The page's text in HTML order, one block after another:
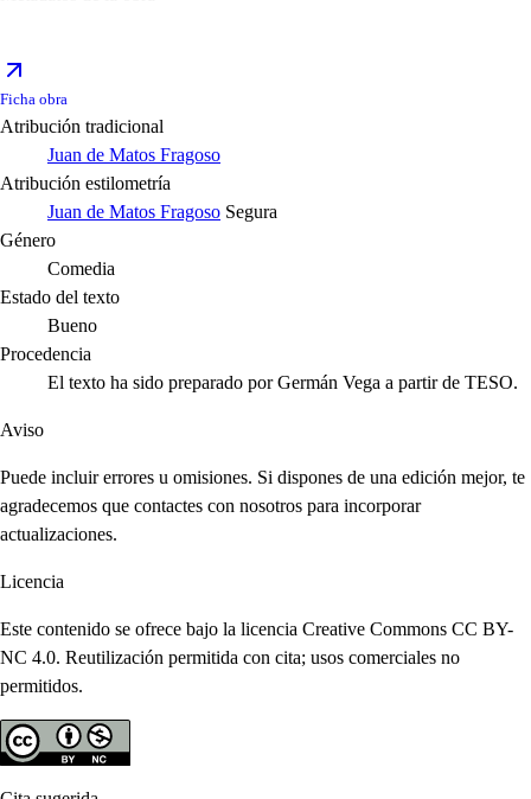
Ficha obra
Atribución tradicional
Juan de Matos Fragoso
Atribución estilometría
Juan de Matos Fragoso Segura
Género
Comedia
Estado del texto
Bueno
Procedencia
El texto ha sido preparado por Germán Vega a partir de TESO.
Aviso
Puede incluir errores u omisiones. Si dispones de una edición mejor, te
agradecemos que contactes con nosotros para incorporar
actualizaciones.
Licencia
Este contenido se ofrece bajo la licencia Creative Commons CC BY-
NC 4.0. Reutilización permitida con cita; usos comerciales no
permitidos.